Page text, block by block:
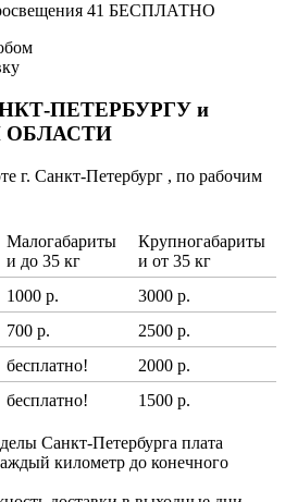
41 БЕСПЛАТНО
ПЕТЕРБУРГУ и
ОБЛАСТИ
г. Санкт-Петербург , по рабочим
Малогабариты
и до 35 кг
Крупногабариты
и от 35 кг
1000 р.
3000 р.
700 р.
2500 р.
бесплатно!
2000 р.
бесплатно! 1500 р.
Санкт-Петербурга плата
километр до конечного